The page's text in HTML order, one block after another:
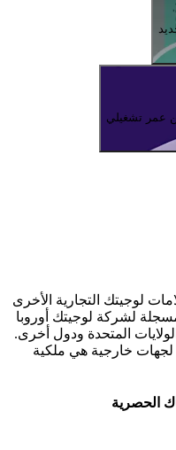
عمر تشغيلي
لوجيتك التجارية الأخرى
لشركة لوجيتك أوروبا
المتحدة ودول أخرى.
لجهات خارجية هي ملكية
الحصرية